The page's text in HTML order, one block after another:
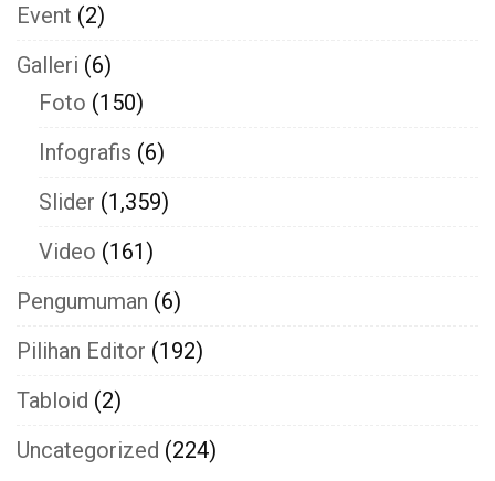
Event (2)
Galleri (6)
Foto (150)
Infografis (6)
Slider (1,359)
Video (161)
Pengumuman (6)
Pilihan Editor (192)
Tabloid (2)
Uncategorized (224)